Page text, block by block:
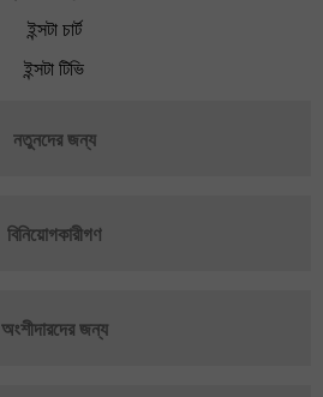
ইন্সটা চার্ট
ইন্সটা টিভি
নতুনদের জন্য
বিনিয়োগকারীগণ
অংশীদারদের জন্য